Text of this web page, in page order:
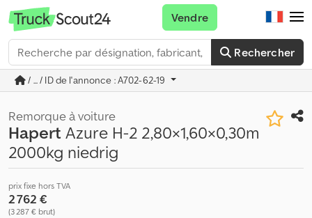
Rechercher
Vendre
/ ... / ID de l'annonce : A702-62-19
Remorque à voiture
HapertAzure H-2 2,80×1,60×0,30m
2000kg niedrig
prix fixe hors TVA
2 762 €
(3 287 € brut)